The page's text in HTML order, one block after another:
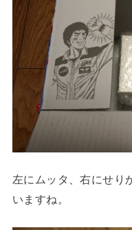
左にムッタ、右にせり
いますね。